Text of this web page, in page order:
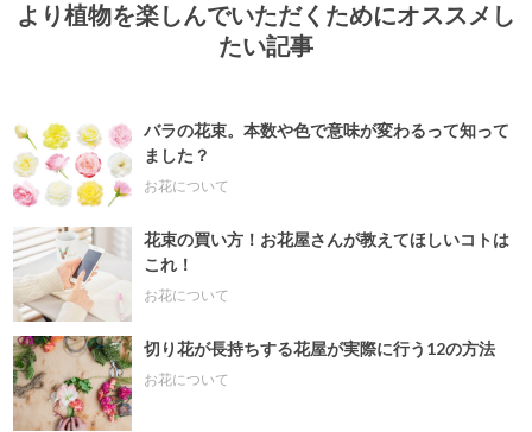
より植物を楽しんでいただくためにオススメし
たい記事
バラの花束。本数や色で意味が変わるって知って
ました？
お花について
花束の買い方！お花屋さんが教えてほしいコトは
これ！
お花について
切り花が長持ちする花屋が実際に行う12の方法
お花について